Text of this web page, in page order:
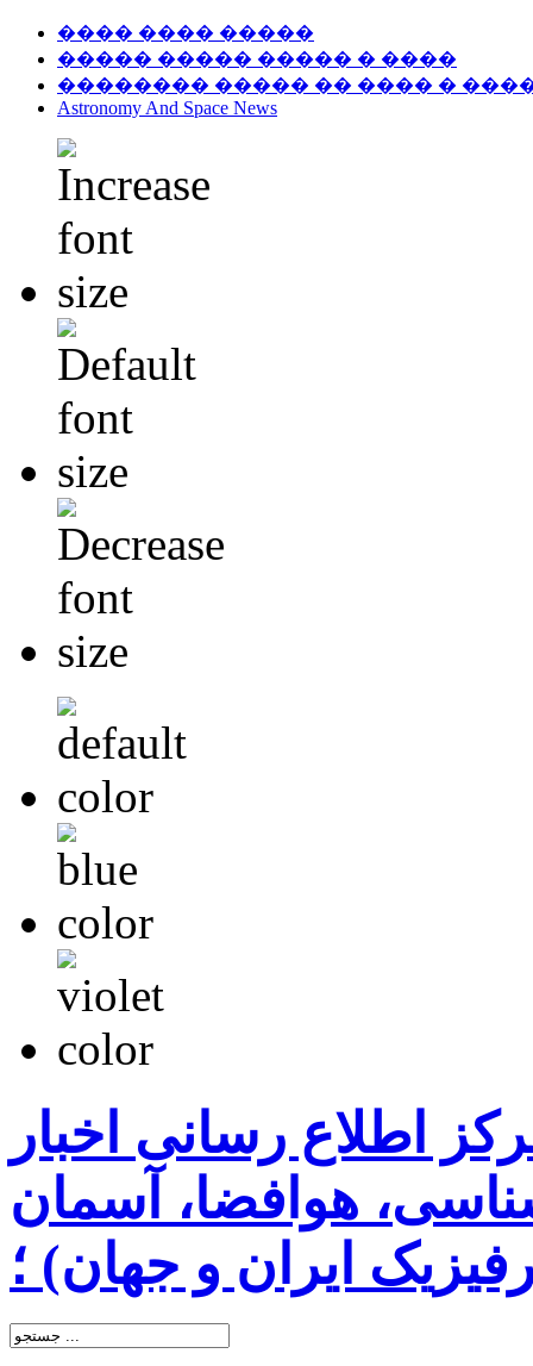
���� ���� �����
����� ����� ����� � ����
�������� ����� �� ���� �
Astronomy And Space News
اطلاع رسانی اخبار
هوافضا، آسمان
ایران و جهان) ؛